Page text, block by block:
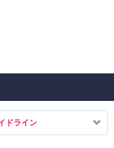
ドライン